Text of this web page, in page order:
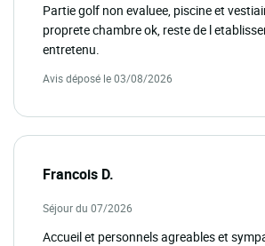
Partie golf non evaluee, piscine et
proprete chambre ok, reste de l
entretenu.
Avis déposé le 03/08/2026
Francois D.
Séjour du 07/2026
Accueil et personnels agreables et